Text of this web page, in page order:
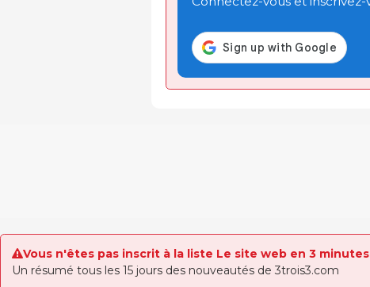
Vous n'êtes pas inscrit à la liste Le site web en 3 minutes
Un résumé tous les 15 jours des nouveautés de 3trois3.com